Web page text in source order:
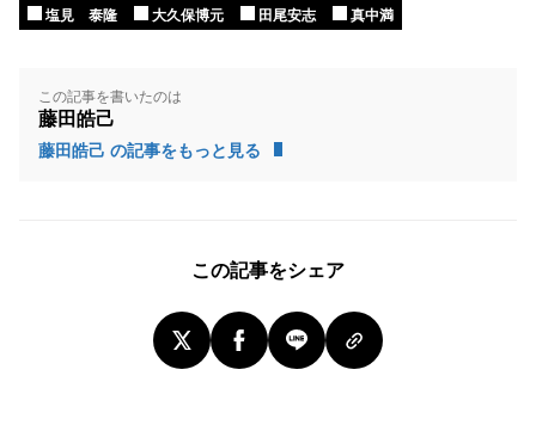
塩見 泰隆 大久保博元 田尾安志 真中満
この記事を書いたのは
藤田皓己
藤田皓己 の記事をもっと見る
この記事をシェア